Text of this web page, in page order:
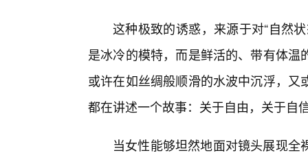
这种极致的诱惑，来源于对“自然
是冰冷的模特，而是鲜活的、带有体
或许在如丝绸般顺滑的水波中沉浮，
都在讲述一个故事：关于自由，关于自
当女性能够坦然地面对镜头展现